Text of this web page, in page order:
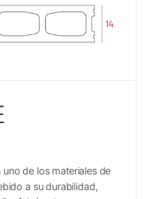
uno de los materiales de
a su durabilidad,